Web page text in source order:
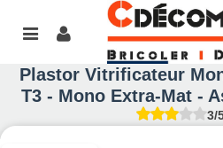
Plastor Vitrificateur
T3 - Mono Extra-Mat -
3/